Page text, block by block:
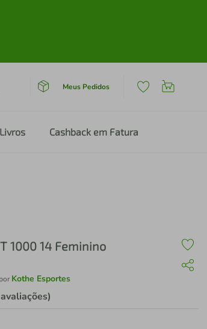
Meus Pedidos
Livros Cashback em Fatura
1000 14 Feminino
Kothe Esportes